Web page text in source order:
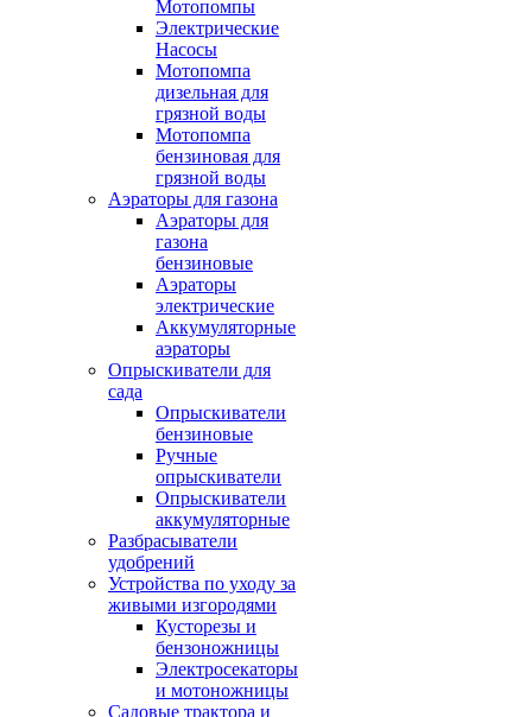
Мотопомпы
Электрические
Насосы
Мотопомпа
дизельная для
грязной воды
Мотопомпа
бензиновая для
грязной воды
Аэраторы для газона
Аэраторы для
газона
бензиновые
Аэраторы
электрические
Аккумуляторные
аэраторы
Опрыскиватели для
сада
Опрыскиватели
бензиновые
Ручные
опрыскиватели
Опрыскиватели
аккумуляторные
Разбрасыватели
удобрений
Устройства по уходу за
живыми изгородями
Кусторезы и
бензоножницы
Электросекаторы
и мотоножницы
Садовые трактора и